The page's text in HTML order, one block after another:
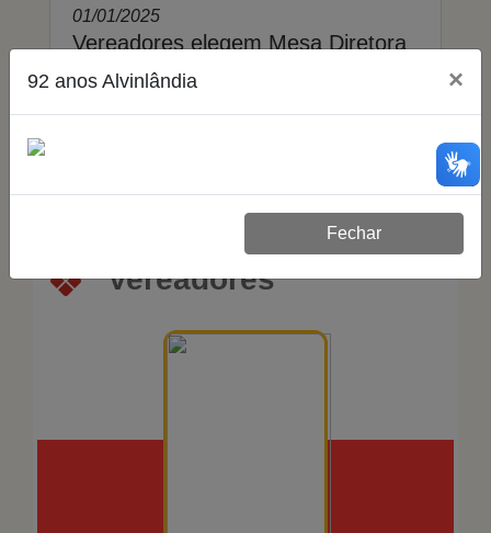
92 anos Alvinlândia ×
Fechar
01/01/2025
Vereadores elegem Mesa Diretora
para o biênio 2025/2026
615 visualizações
Mais noticias
Vereadores